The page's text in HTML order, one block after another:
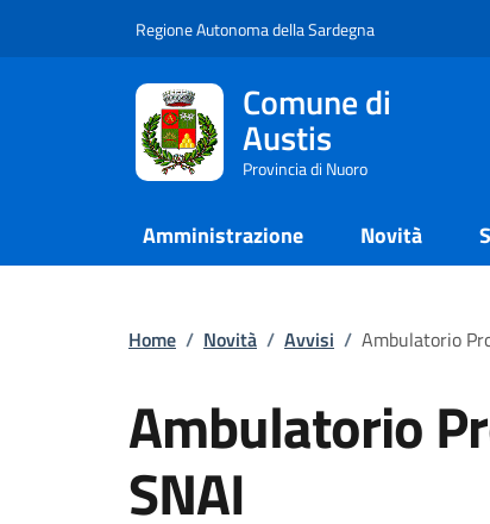
Regione Autonoma della Sardegna
Comune di
Austis
Provincia di Nuoro
Amministrazione Novità
Home / Novità / Avvisi / Ambulatorio
Ambulatorio
SNAI